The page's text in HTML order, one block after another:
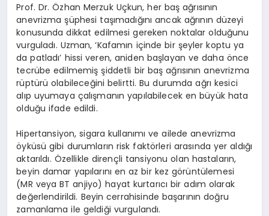
Prof. Dr. Özhan Merzuk Uçkun, her baş ağrısının
anevrizma şüphesi taşımadığını ancak ağrının düzeyi
konusunda dikkat edilmesi gereken noktalar olduğunu
vurguladı. Uzman, ‘Kafamın içinde bir şeyler koptu ya
da patladı’ hissi veren, aniden başlayan ve daha önce
tecrübe edilmemiş şiddetli bir baş ağrısının anevrizma
rüptürü olabileceğini belirtti. Bu durumda ağrı kesici
alıp uyumaya çalışmanın yapılabilecek en büyük hata
olduğu ifade edildi.
Hipertansiyon, sigara kullanımı ve ailede anevrizma
öyküsü gibi durumların risk faktörleri arasında yer aldığı
aktarıldı. Özellikle dirençli tansiyonu olan hastaların,
beyin damar yapılarını en az bir kez görüntülemesi
(MR veya BT anjiyo) hayat kurtarıcı bir adım olarak
değerlendirildi. Beyin cerrahisinde başarının doğru
zamanlama ile geldiği vurgulandı.